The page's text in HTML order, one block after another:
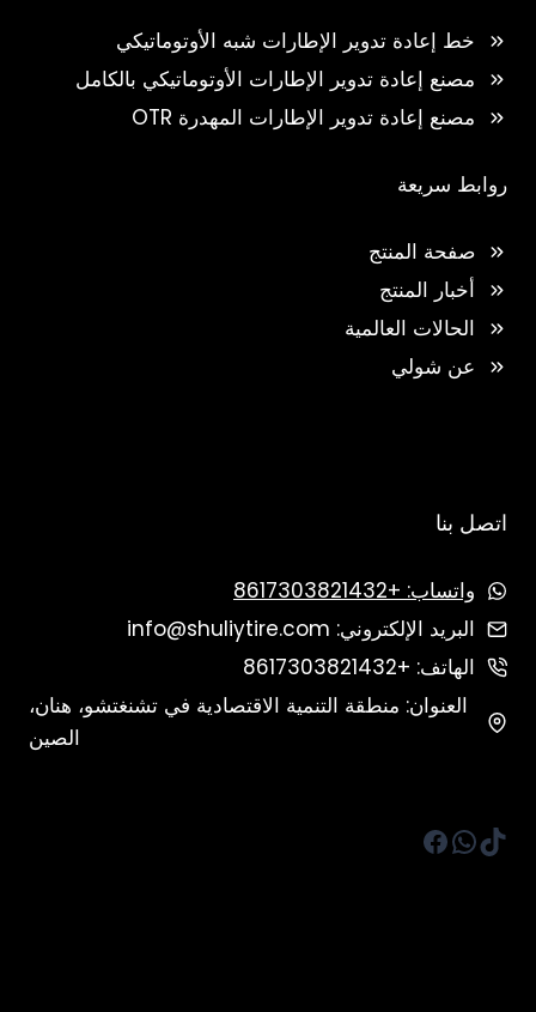
خط إعادة تدوير الإطارات شبه الأوتوماتيكي
مصنع إعادة تدوير الإطارات الأوتوماتيكي بالكامل
مصنع إعادة تدوير الإطارات المهدرة OTR
روابط سريعة
صفحة المنتج
أخبار المنتج
الحالات العالمية
عن شولي
اتصل بنا
واتساب: +8617303821432
البريد الإلكتروني: info@shuliytire.com
الهاتف: +8617303821432
العنوان: منطقة التنمية الاقتصادية في تشنغتشو، هنان،
الصين
تيك توكواتساب
فيسبوك